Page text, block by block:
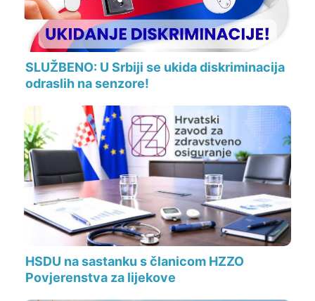
SLUŽBENO: U Srbiji se ukida diskriminacija
odraslih na senzore!
HSDU na sastanku s članicom HZZO
Povjerenstva za lijekove